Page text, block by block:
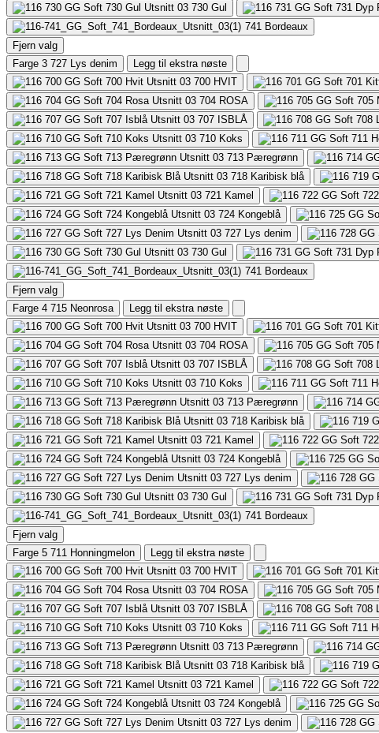
730 Gul
741 Bordeaux
Fjern valg
Farge 3 727 Lys denim
Legg til ekstra nøste
700 HVIT
704 ROSA
707 ISBLÅ
710 Koks
713 Pæregrønn
718 Karibisk blå
721 Kamel
724 Kongeblå
727 Lys denim
730 Gul
741 Bordeaux
Fjern valg
Farge 4 715 Neonrosa
Legg til ekstra nøste
700 HVIT
704 ROSA
707 ISBLÅ
710 Koks
713 Pæregrønn
718 Karibisk blå
721 Kamel
724 Kongeblå
727 Lys denim
730 Gul
741 Bordeaux
Fjern valg
Farge 5 711 Honningmelon
Legg til ekstra nøste
700 HVIT
704 ROSA
707 ISBLÅ
710 Koks
713 Pæregrønn
718 Karibisk blå
721 Kamel
724 Kongeblå
727 Lys denim